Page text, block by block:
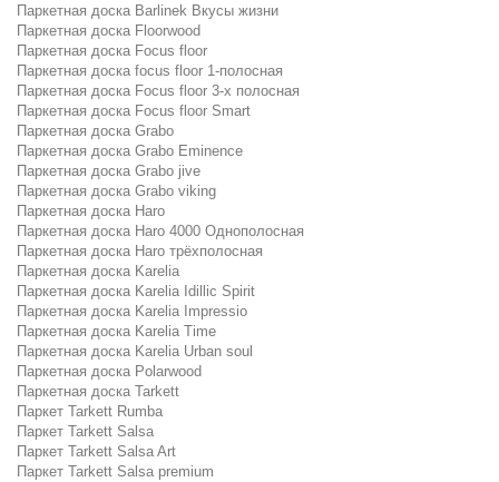
Паркетная доска Barlinek Вкусы жизни
Паркетная доска Floorwood
Паркетная доска Focus floor
Паркетная доска focus floor 1-полосная
Паркетная доска Focus floor 3-х полосная
Паркетная доска Focus floor Smart
Паркетная доска Grabo
Паркетная доска Grabo Eminence
Паркетная доска Grabo jive
Паркетная доска Grabo viking
Паркетная доска Haro
Паркетная доска Haro 4000 Однополосная
Паркетная доска Haro трёхполосная
Паркетная доска Karelia
Паркетная доска Karelia Idillic Spirit
Паркетная доска Karelia Impressio
Паркетная доска Karelia Time
Паркетная доска Karelia Urban soul
Паркетная доска Polarwood
Паркетная доска Tarkett
Паркет Tarkett Rumba
Паркет Tarkett Salsa
Паркет Tarkett Salsa Art
Паркет Tarkett Salsa premium